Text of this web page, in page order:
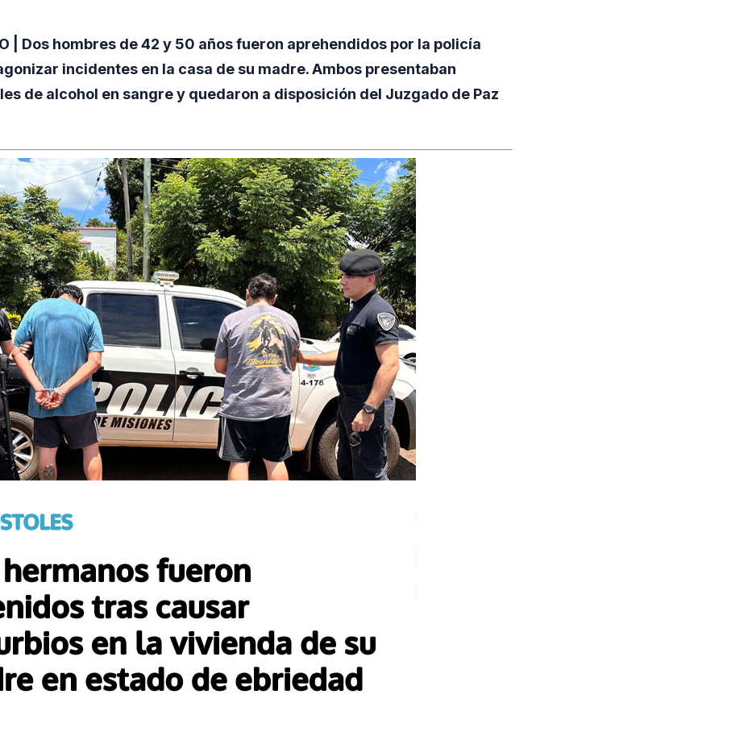
| Dos hombres de 42 y 50 años fueron aprehendidos por la policía
incidentes en la casa de su madre. Ambos presentaban
de alcohol en sangre y quedaron a disposición del Juzgado de Paz